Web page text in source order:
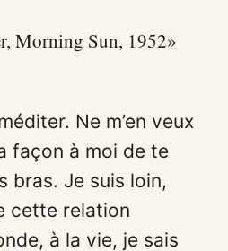
Morning Sun, 1952
Ne m’en veux
façon à moi de te
bras. Je suis loin,
cette relation
à la vie, je sais